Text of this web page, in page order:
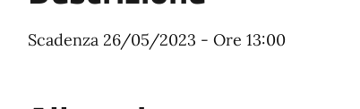
Scadenza 26/05/2023 - Ore 13:00